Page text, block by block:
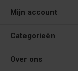
Mijn account
Categorieën
Over ons